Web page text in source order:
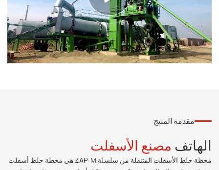
مقدمة المنتج
الهاتف مصنع الأسفلت
محطة خلط الأسفلت المتنقلة من سلسلة ZAP-M هي محطة خلط أسفلت